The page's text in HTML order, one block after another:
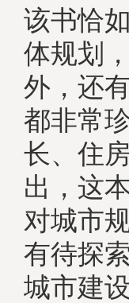
该书恰
体规划
外，还
都非常
长、住
出，这
对城市
有待探
城市建